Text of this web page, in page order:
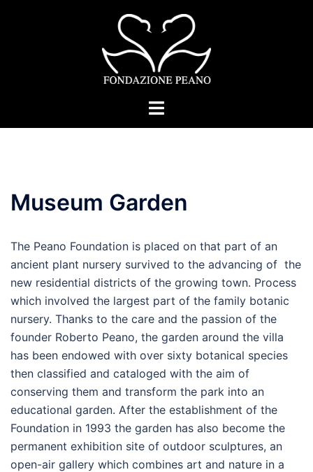
Toggle
Museum Garden
The Peano Foundation is placed on that part of an
ancient plant nursery survived to the advancing of the
new residential districts of the growing town. Process
which involved the largest part of the family botanic
nursery. Thanks to the care and the passion of the
founder Roberto Peano, the garden around the villa
has been endowed with over sixty botanical species
then classified and cataloged with the aim of
conserving them and transform the park into an
educational garden. After the establishment of the
Foundation in 1993 the garden has also become the
permanent exhibition site of outdoor sculptures, an
open-air gallery which combines art and nature in a